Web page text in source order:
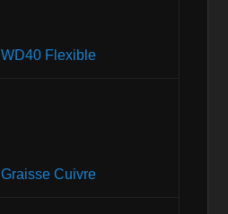
WD40 Flexible
Graisse Cuivre